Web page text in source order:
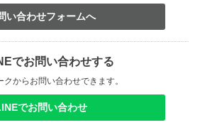
い合わせフォームへ
でお問い合わせする
クからお問い合わせできます。
でお問い合わせ